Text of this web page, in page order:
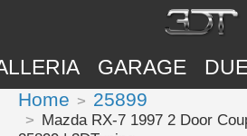
GARAGE
Home 25899
Mazda RX-7 1997 2 Door